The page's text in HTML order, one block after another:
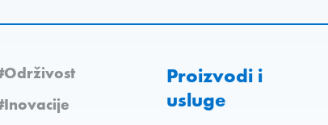
Proizvodi i
usluge